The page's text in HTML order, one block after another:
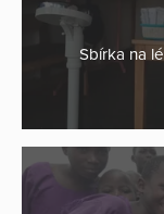
Sbírka na